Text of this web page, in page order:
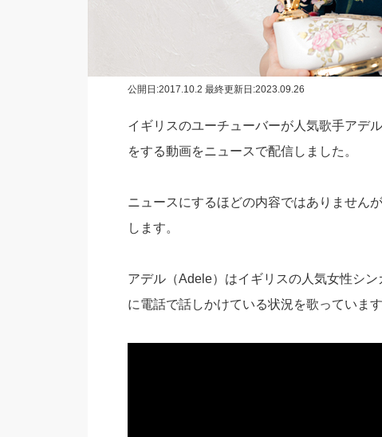
公開日:2017.10.2 最終更新日:2023.09.26
イギリスのユーチューバーが人気歌手アデ
をする動画をニュースで配信しました。
ニュースにするほどの内容ではありません
します。
アデル（Adele）はイギリスの人気女性シ
に電話で話しかけている状況を歌っています